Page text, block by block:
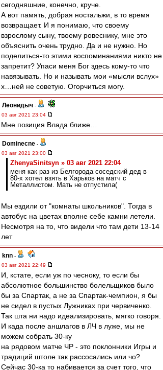
сегодняшние, конечно, круче.
А вот память, добрая ностальжи, в то время
возвращает. И я понимаю, что своему
взрослому сыну, твоему ровеснику, мне это
объяснить очень трудно. Да и не нужно. Но
поделиться-то этими воспоминаниями никто не
запретит? Упаси меня Бог здесь кому-то что
навязывать. Но и называть мои «мысли вслух»
х…ней не советую. Огорчиться могу.
Леонидыч -
03 авг 2021 23:04
Мне позиция Влада ближе…
Dominecne -
03 авг 2021 23:00
ZhenyaSinitsyn » 03 авг 2021 22:04
меня как раз из Белгорода соседский дед в
80-х хотел взять в Харьков на матч с
Металлистом. Мать не отпустила(
Мы ездили от "комнаты школьников". Тогда в
автобус на цветах вполне себе камни летели.
Несмотря на то, что видели что там дети 13-14
лет
knn -
03 авг 2021 22:49
И, кстате, если уж по чесноку, то если бы
абсолютное большинство болельщиков было
бы за Спартак, а не за Спартак-чемпион, я бы
не сидел в пустых Лужниках при червиченко.
Так шта ни надо идеализировать, мягко говоря.
И када после аншлагов в ЛЧ в луже, мы не
можем собрать 30-ку
на рядовом матче ЧР - это поклонники Игры и
традиций штоле так рассосались или чо?
Сейчас 30-ка то набивается за счет того, что